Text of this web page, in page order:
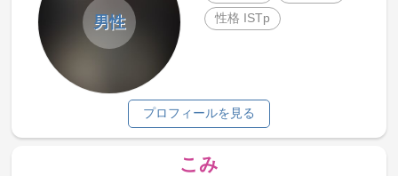
男性
性格 ISTp
プロフィールを見る
こみ